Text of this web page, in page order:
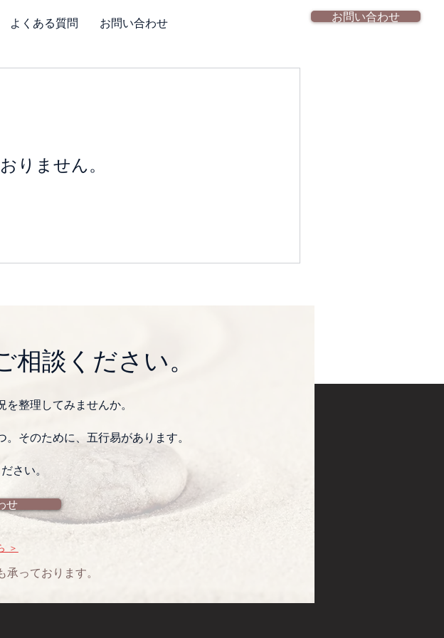
よくある質問 お問い合わせ お問い合わせ
りません。
談ください。
整理してみませんか。
そのために、五行易があります。
さい。
せ
＞
っております。